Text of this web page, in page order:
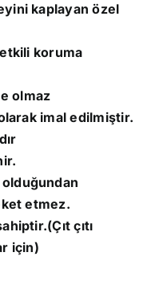
kaplayan özel
etkili koruma
olmaz
imal edilmiştir.
etmez.
çıtı
için)